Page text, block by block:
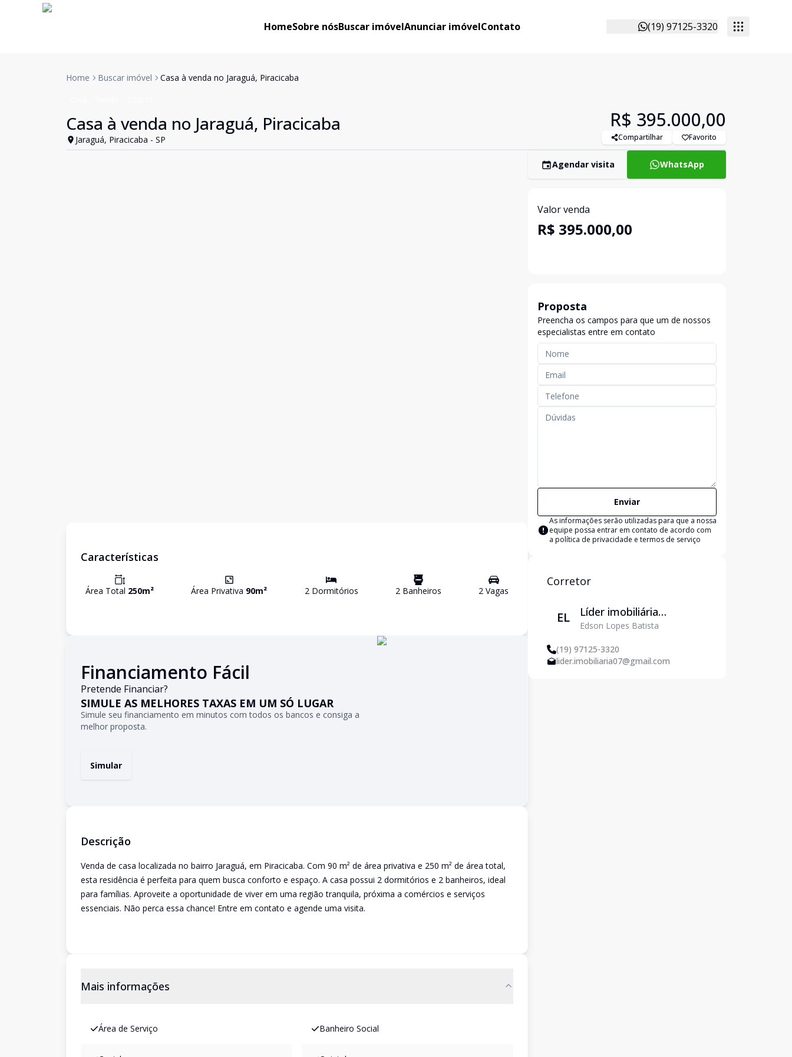
HomeSobre nósBuscar imóvelAnunciar imóvelContato (19) 97125-3320
Home Buscar imóvel Casa à venda no Jaraguá, Piracicaba
Casa à venda no Jaraguá, Piracicaba
Jaraguá, Piracicaba - SP
R$ 395.000,00
Compartilhar Favorito
Características
Área Total 250m² Área Privativa 90m² 2Dormitórios 2Banheiros 2 Vagas
Financiamento Fácil
Pretende Financiar?
SIMULE AS MELHORES TAXAS EM UM SÓ LUGAR
Simule seu financiamento em minutos com todos os bancos e consiga a
melhor proposta.
Simular
Descrição
Venda de casa localizada no bairro Jaraguá, em Piracicaba. Com 90 m² de área privativa e 250 m² de área total,
esta residência é perfeita para quem busca conforto e espaço. A casa possui 2 dormitórios e 2 banheiros, ideal
para famílias. Aproveite a oportunidade de viver em uma região tranquila, próxima a comércios e serviços
essenciais. Não perca essa chance! Entre em contato e agende uma visita.
Mais informações
Área de Serviço Banheiro Social
Agendar visita WhatsApp
Valor venda
R$ 395.000,00
Proposta
Preencha os campos para que um de nossos
especialistas entre em contato
Enviar
As informações serão utilizadas para que a nossa
equipe possa entrar em contato de acordo com
a política de privacidade e termos de serviço
Corretor
EL
Líder imobiliária
Piracicaba
Edson Lopes Batista
(19) 97125-3320
lider.imobiliaria07@gmail.com